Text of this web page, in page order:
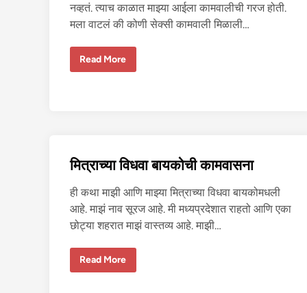
१
८
+
ली
ला
नव्हतं. त्याच काळात माझ्या आईला कामवालीची गरज होती.
मला वाटलं की कोणी सेक्सी कामवाली मिळाली…
का
ई
ची
हा
णी
Read More
मित्राच्या विधवा बायकोची कामवासना
ही कथा माझी आणि माझ्या मित्राच्या विधवा बायकोमधली
आहे. माझं नाव सूरज आहे. मी मध्यप्रदेशात राहतो आणि एका
छोट्या शहरात माझं वास्तव्य आहे. माझी…
मि
Read More